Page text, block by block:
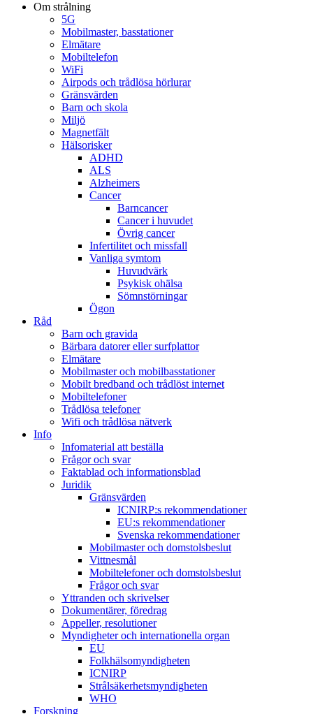
Om strålning
5G
Mobilmaster, basstationer
Elmätare
Mobiltelefon
WiFi
Airpods och trådlösa hörlurar
Gränsvärden
Barn och skola
Miljö
Magnetfält
Hälsorisker
ADHD
ALS
Alzheimers
Cancer
Barncancer
Cancer i huvudet
Övrig cancer
Infertilitet och missfall
Vanliga symtom
Huvudvärk
Psykisk ohälsa
Sömnstörningar
Ögon
Råd
Barn och gravida
Bärbara datorer eller surfplattor
Elmätare
Mobilmaster och mobilbasstationer
Mobilt bredband och trådlöst internet
Mobiltelefoner
Trådlösa telefoner
Wifi och trådlösa nätverk
Info
Infomaterial att beställa
Frågor och svar
Faktablad och informationsblad
Juridik
Gränsvärden
ICNIRP:s rekommendationer
EU:s rekommendationer
Svenska rekommendationer
Mobilmaster och domstolsbeslut
Vittnesmål
Mobiltelefoner och domstolsbeslut
Frågor och svar
Yttranden och skrivelser
Dokumentärer, föredrag
Appeller, resolutioner
Myndigheter och internationella organ
EU
Folkhälsomyndigheten
ICNIRP
Strålsäkerhetsmyndigheten
WHO
Forskning